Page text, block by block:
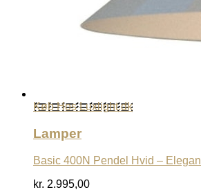
Køb Hos Luxlight.dk
Lamper
Basic 400N Pendel Hvid –
kr. 2.995,00